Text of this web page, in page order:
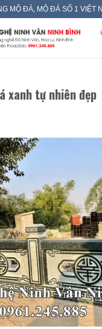
MỘ ĐÁ, MỘ ĐÁ SỐ 1 VIỆT
xanh tự nhiên đẹp